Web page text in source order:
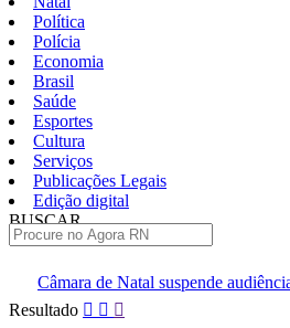
Política
Polícia
Economia
Brasil
Saúde
Esportes
Cultura
Serviços
Publicações Legais
Edição digital
BUSCAR
suspende audiências e sessões
Pular
Resultado